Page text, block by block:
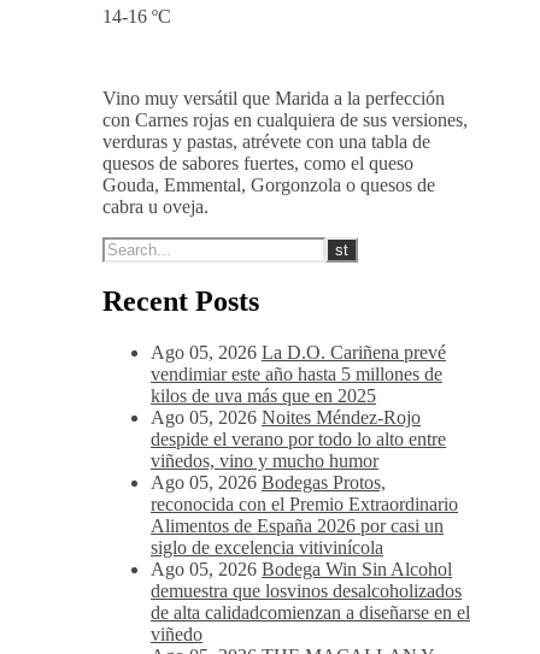
además de pulido, post-gusto
14-16 ºC
Vino muy versátil que Marida a la perfección
con Carnes rojas en cualquiera de sus versiones,
verduras y pastas, atrévete con una tabla de
quesos de sabores fuertes, como el queso
cabra u oveja.
Recent Posts
Ago 05, 2026 La D.O. Cariñena prevé
vendimiar este año hasta 5 millones de
kilos de uva más que en 2025
Ago 05, 2026 Noites Méndez-Rojo
despide el verano por todo lo alto entre
viñedos, vino y mucho humor
Ago 05, 2026 Bodegas Protos,
reconocida con el Premio Extraordinario
Alimentos de España 2026 por casi un
siglo de excelencia vitivinícola